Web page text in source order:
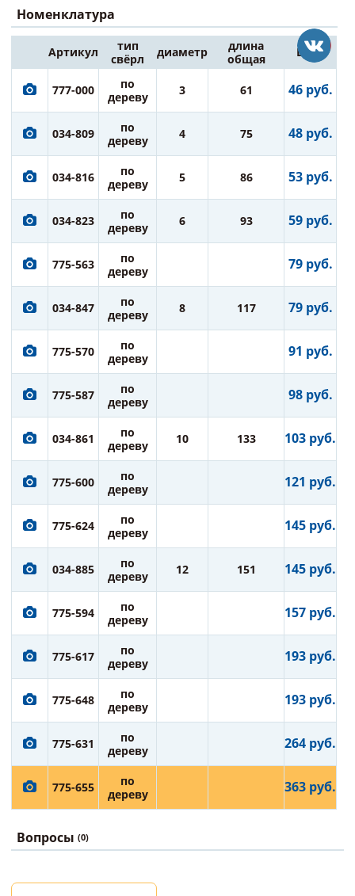
Номенклатура
Артикул
тип
свёрл
диаметр
длина
общая
Цена
777-000
по
дереву
3 61 46 руб.
034-809
по
дереву
4 75 48 руб.
034-816
по
дереву
5 86 53 руб.
034-823
по
дереву
6 93 59 руб.
775-563
по
дереву
79 руб.
034-847
по
дереву
8 117 79 руб.
775-570
по
дереву
91 руб.
775-587
по
дереву
98 руб.
034-861
по
дереву
10 133 103 руб.
775-600
по
дереву
121 руб.
775-624
по
дереву
145 руб.
034-885
по
дереву
12 151 145 руб.
775-594
по
дереву
157 руб.
775-617
по
дереву
193 руб.
775-648
по
дереву
193 руб.
775-631
по
дереву
264 руб.
775-655
по
дереву
363 руб.
Вопросы (0)